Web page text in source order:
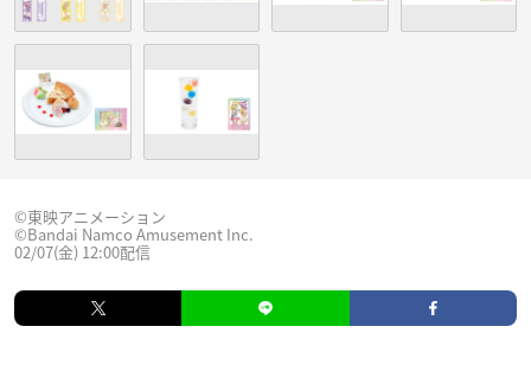
©東映アニメーション
©Bandai Namco Amusement Inc.
02/07(金) 12:00配信